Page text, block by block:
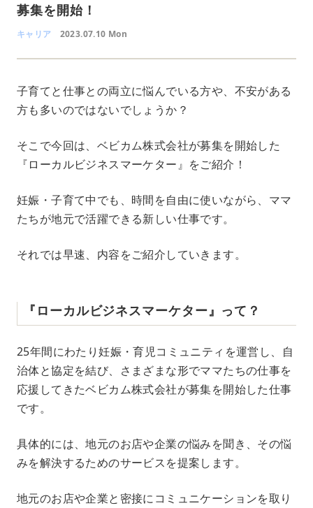
募集を開始！
キャリア 2023.07.10 Mon
子育てと仕事との両立に悩んでいる方や、不安がある
方も多いのではないでしょうか？
そこで今回は、ベビカム株式会社が募集を開始した
『ローカルビジネスマーケター』をご紹介！
妊娠・子育て中でも、時間を自由に使いながら、ママ
たちが地元で活躍できる新しい仕事です。
それでは早速、内容をご紹介していきます。
『ローカルビジネスマーケター』って？
25年間にわたり妊娠・育児コミュニティを運営し、自
治体と協定を結び、さまざまな形でママたちの仕事を
応援してきたベビカム株式会社が募集を開始した仕事
です。
具体的には、地元のお店や企業の悩みを聞き、その悩
みを解決するためのサービスを提案します。
地元のお店や企業と密接にコミュニケーションを取り